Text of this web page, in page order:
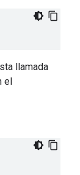
llamada
el